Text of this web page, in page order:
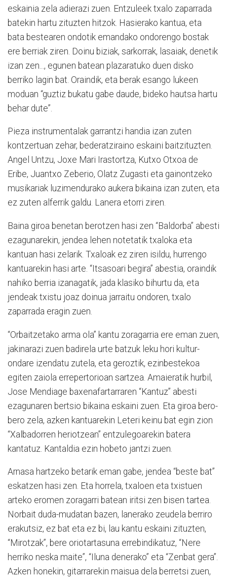
eskainia zela adierazi zuen. Entzuleek txalo zaparrada
batekin hartu zituzten hitzok. Hasierako kantua, eta
bata bestearen ondotik emandako ondorengo bostak
ere berriak ziren. Doinu biziak, sarkorrak, lasaiak, denetik
izan zen..., egunen batean plazaratuko duen disko
berriko lagin bat. Oraindik, eta berak esango lukeen
moduan “guztiz bukatu gabe daude, bideko hautsa hartu
behar dute”.
Pieza instrumentalak garrantzi handia izan zuten
kontzertuan zehar, bederatziraino eskaini baitzituzten.
Angel Untzu, Joxe Mari Irastortza, Kutxo Otxoa de
Eribe, Juantxo Zeberio, Olatz Zugasti eta gainontzeko
musikariak luzimendurako aukera bikaina izan zuten, eta
ez zuten alferrik galdu. Lanera etorri ziren.
Baina giroa benetan berotzen hasi zen “Baldorba” abesti
ezagunarekin, jendea lehen notetatik txaloka eta
kantuan hasi zelarik. Txaloak ez ziren isildu, hurrengo
kantuarekin hasi arte. “Itsasoari begira” abestia, oraindik
nahiko berria izanagatik, jada klasiko bihurtu da, eta
jendeak txistu joaz doinua jarraitu ondoren, txalo
zaparrada eragin zuen.
“Orbaitzetako arma ola” kantu zoragarria ere eman zuen,
jakinarazi zuen badirela urte batzuk leku hori kultur-
ondare izendatu zutela, eta geroztik, ezinbestekoa
egiten zaiola errepertorioan sartzea. Amaieratik hurbil,
Jose Mendiage baxenafartarraren “Kantuz” abesti
ezagunaren bertsio bikaina eskaini zuen. Eta giroa bero-
bero zela, azken kantuarekin Leteri keinu bat egin zion
“Xalbadorren heriotzean” entzulegoarekin batera
kantatuz. Kantaldia ezin hobeto jantzi zuen.
Arnasa hartzeko betarik eman gabe, jendea “beste bat”
eskatzen hasi zen. Eta horrela, txaloen eta txistuen
arteko eromen zoragarri batean iritsi zen bisen tartea.
Norbait duda-mudatan bazen, lanerako zeudela berriro
erakutsiz, ez bat eta ez bi, lau kantu eskaini zituzten,
“Mirotzak”, bere oriotartasuna errebindikatuz, “Nere
herriko neska maite”, “Iluna denerako” eta “Zenbat gera”.
Azken honekin, gitarrarekin maisua dela berretsi zuen,